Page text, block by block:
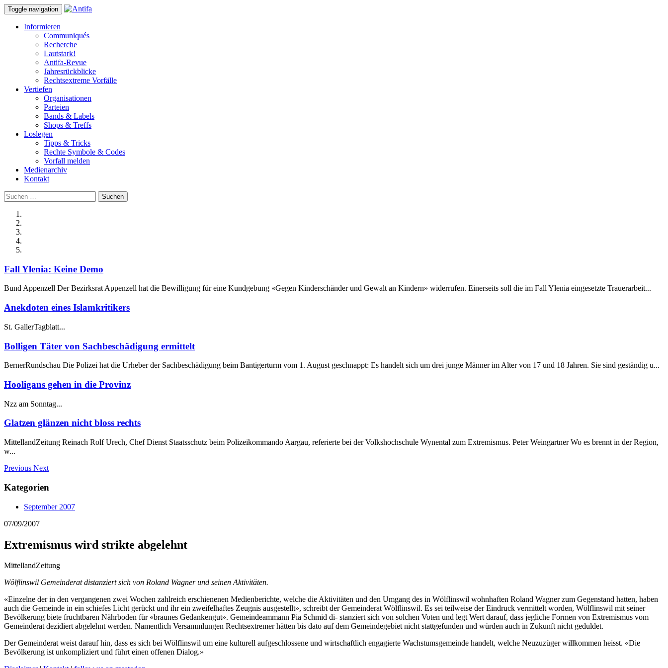
Toggle navigation
Informieren
Communiqués
Recherche
Lautstark!
Antifa-Revue
Jahresrückblicke
Rechtsextreme Vorfälle
Vertiefen
Organisationen
Parteien
Bands & Labels
Shops & Treffs
Loslegen
Tipps & Tricks
Rechte Symbole & Codes
Vorfall melden
Medienarchiv
Kontakt
Suchen
nach:
Fall Ylenia: Keine Demo
Bund Appenzell Der Bezirksrat Appenzell hat die Bewilligung für eine Kundgebung «Gegen Kinderschänder und Gewalt an Kindern» widerrufen. Einerseits soll die im Fall Ylenia eingesetzte Trauerarbeit...
Anekdoten eines Islamkritikers
St. GallerTagblatt...
Bolligen Täter von Sachbeschädigung ermittelt
BernerRundschau Die Polizei hat die Urheber der Sachbeschädigung beim Bantigerturm vom 1. August geschnappt: Es handelt sich um drei junge Männer im Alter von 17 und 18 Jahren. Sie sind geständig u...
Hooligans gehen in die Provinz
Nzz am Sonntag...
Glatzen glänzen nicht bloss rechts
MittellandZeitung Reinach Rolf Urech, Chef Dienst Staatsschutz beim Polizeikommando Aargau, referierte bei der Volkshochschule Wynental zum Extremismus. Peter Weingartner Wo es brennt in der Region,
w...
Previous Next
Kategorien
September 2007
07/09/2007
Extremismus wird strikte abgelehnt
MittellandZeitung
Wölflinswil Gemeinderat distanziert sich von Roland Wagner und seinen Aktivitäten.
«Einzelne der in den vergangenen zwei Wochen zahlreich erschienenen Medienberichte, welche die Aktivitäten und den Umgang des in Wölflinswil wohnhaften Roland Wagnerzum Gegenstand hatten, haben
auch die Gemeinde in ein schiefes Licht gerückt und ihr ein zweifelhaftes Zeugnis ausgestellt», schreibt der Gemeinderat Wölflinswil. Es sei teilweise der Eindruck vermittelt worden, Wölflinswil mit seiner
Bevölkerung biete fruchtbaren Nährboden für «braunes Gedankengut». Gemeindeammann Pia Schmid di- stanziert sich von solchen Voten und legt Wert darauf, dass jegliche Formen von Extremismus vom
Gemeinderat dezidiert abgelehnt werden. Namentlich Versammlungen Rechtsextremer hätten bis dato auf dem Gemeindegebiet nicht stattgefunden und würden auch in Zukunft nicht geduldet.
Der Gemeinderat weist darauf hin, dass es sich bei Wölflinswil um eine kulturell aufgeschlossene und wirtschaftlich engagierte Wachstumsgemeinde handelt, welche Neuzuzüger willkommen heisst. «Die
Bevölkerung ist unkompliziert und führt einen offenen Dialog.»